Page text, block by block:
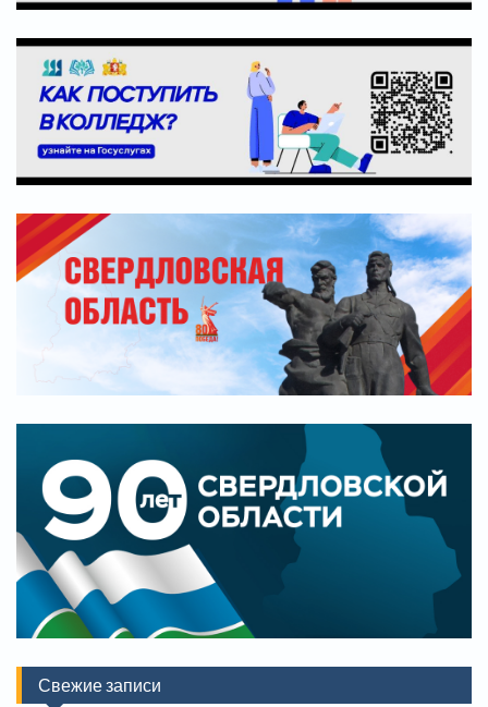
Свежие записи